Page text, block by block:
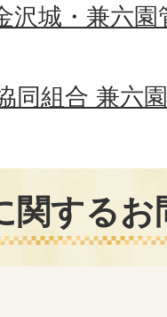
沢城・兼六
同組合 兼六
関する